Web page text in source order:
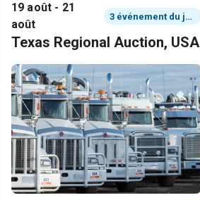
19 août - 21
août
3 événement du jour
Texas Regional Auction, USA